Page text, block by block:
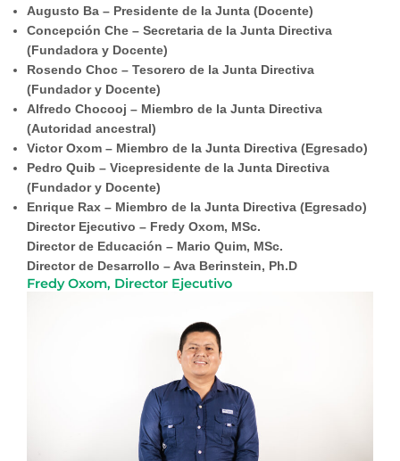
Augusto Ba – Presidente de la Junta (Docente)
Concepción Che – Secretaria de la Junta Directiva
(Fundadora y Docente)
Rosendo Choc – Tesorero de la Junta Directiva
(Fundador y Docente)
Alfredo Chocooj – Miembro de la Junta Directiva
(Autoridad ancestral)
Victor Oxom – Miembro de la Junta Directiva (Egresado)
Pedro Quib – Vicepresidente de la Junta Directiva
(Fundador y Docente)
Enrique Rax – Miembro de la Junta Directiva (Egresado)
Director Ejecutivo – Fredy Oxom, MSc.
Director de Educación – Mario Quim, MSc.
Director de Desarrollo – Ava Berinstein, Ph.D
Fredy Oxom, Director Ejecutivo